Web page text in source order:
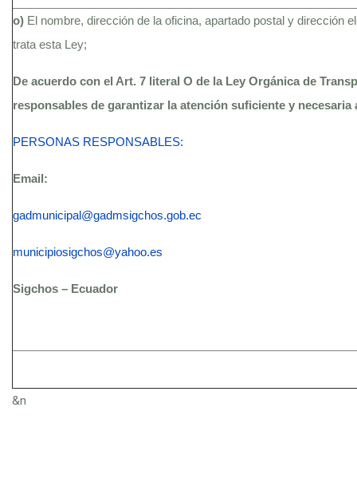
o) El nombre, dirección de la oficina, apartado postal y dirección
trata esta Ley;
De acuerdo con el Art. 7 literal O de la Ley Orgánica de
responsables de garantizar la atención suficiente y
PERSONAS RESPONSABLES:
Email:
gadmunicipal@gadmsigchos.gob.ec
municipiosigchos@yahoo.es
Sigchos – Ecuador
&n